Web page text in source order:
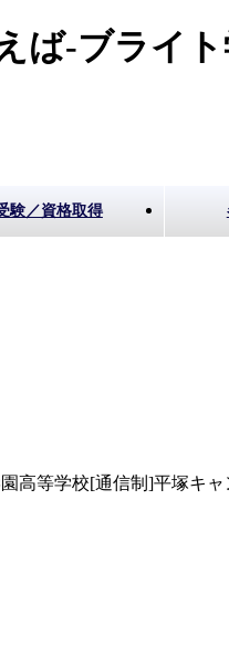
ば-ブライ
験／資格取得
高等学校[通信制]平塚キャ